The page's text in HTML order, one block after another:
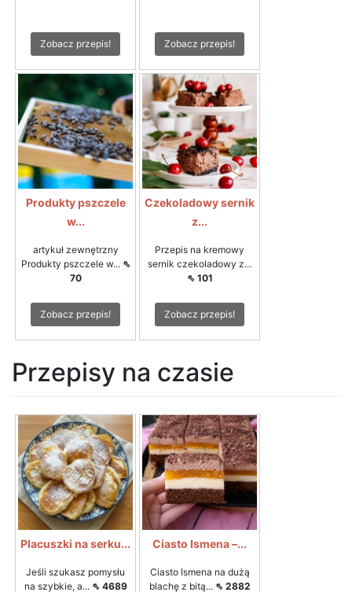
Zobacz przepis! Zobacz przepis!
Produkty pszczele
w...
artykuł zewnętrzny
Produkty pszczele w... ⇖
70
Zobacz przepis!
Czekoladowy sernik
z...
Przepis na kremowy
sernik czekoladowy z...
⇖ 101
Zobacz przepis!
Przepisy na czasie
Placuszki na serku...
Jeśli szukasz pomysłu
na szybkie, a... ⇖ 4689
Ciasto Ismena –...
Ciasto Ismena na dużą
blachę z bitą... ⇖ 2882